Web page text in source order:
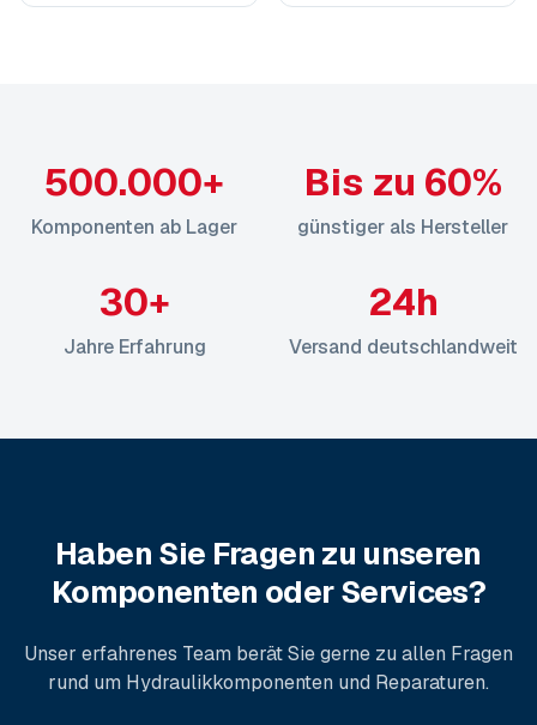
500.000+
Komponenten ab Lager
Bis zu 60%
günstiger als Hersteller
30+
Jahre Erfahrung
24h
Versand deutschlandweit
Haben Sie Fragen zu unseren
Komponenten oder Services?
Unser erfahrenes Team berät Sie gerne zu allen Fragen
rund um Hydraulikkomponenten und Reparaturen.